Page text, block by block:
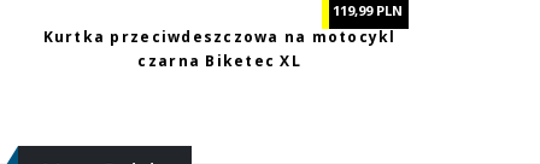
119,99 PLN
Kurtka przeciwdeszczowa na motocykl
czarna Biketec XL